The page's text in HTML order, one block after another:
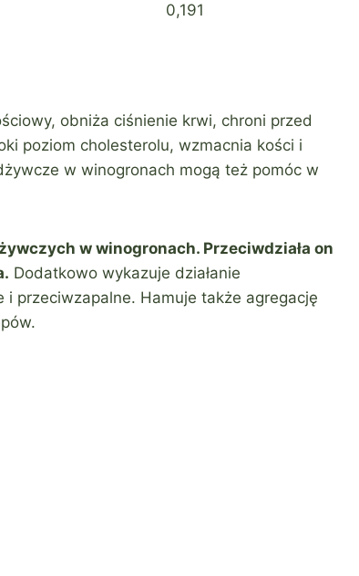
0,191
obniża ciśnienie krwi, chroni przed
poziom cholesterolu, wzmacnia kości i
w winogronach mogą też pomóc w
w winogronach. Przeciwdziała on
Dodatkowo wykazuje działanie
przeciwzapalne. Hamuje także agregację